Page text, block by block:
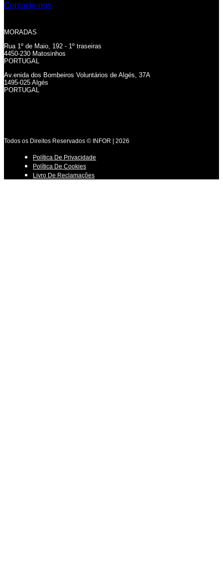
Contacte-nos
MORADAS
Rua 1º de Maio, 192 - 1º traseiras
4450-230 Matosinhos
PORTUGAL
Av.enida dos Bombeiros Voluntários de Algés, 37A
1495-025 Algés
PORTUGAL
Todos os Direitos Reservados © INFOR | 2026
Política De Privacidade
Política De Cookies
Livro De Reclamações